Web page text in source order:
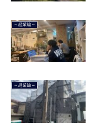
～起業編～
～起業編～